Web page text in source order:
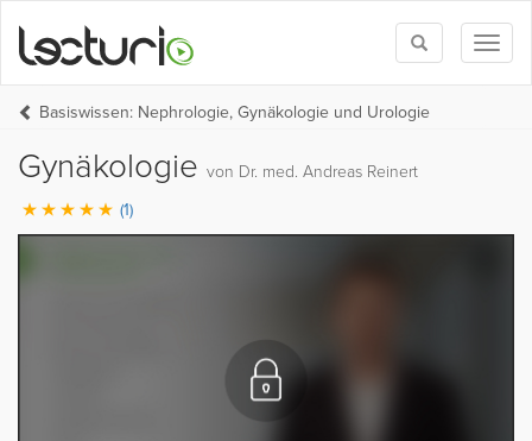
Toggle
search
Basiswissen: Nephrologie, Gynäkologie und Urologie
Gynäkologie von Dr. med. Andreas Reinert
(1)